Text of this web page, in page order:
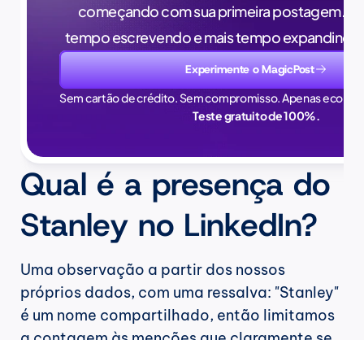
começando com sua primeira postagem.
tempo escrevendo e mais tempo
Experimente o MagicPost
Sem cartão de crédito. Sem compromisso. Apenas
Teste gratuito de 100%.
Qual é a presença do
Stanley no LinkedIn?
Uma observação a partir dos nossos
próprios dados, com uma ressalva: "Stanley"
é um nome compartilhado, então limitamos